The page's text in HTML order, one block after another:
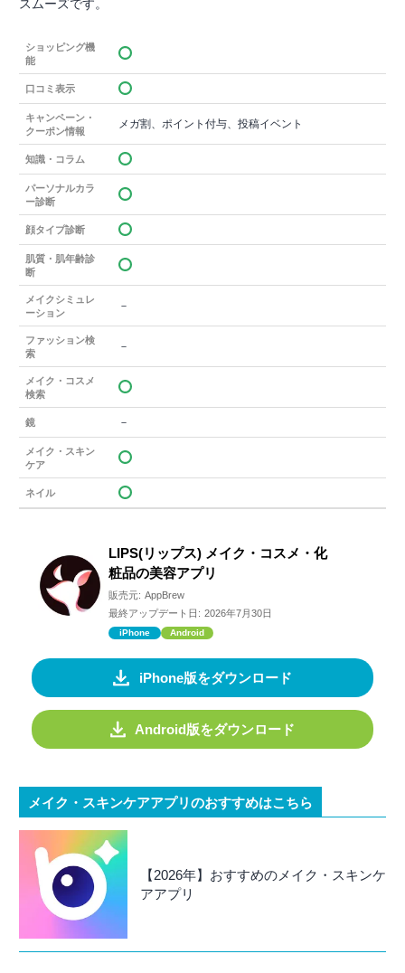
スムーズです。
ショッピング機
能
口コミ表示
キャンペーン・
クーポン情報
メガ割、ポイント付与、投稿イベント
知識・コラム
パーソナルカラ
ー診断
顔タイプ診断
肌質・肌年齢診
断
メイクシミュレ
ーション
－
ファッション検
索
－
メイク・コスメ
検索
鏡 －
メイク・スキン
ケア
ネイル
LIPS(リップス) メイク・コスメ・化
粧品の美容アプリ
販売元: AppBrew
最終アップデート日: 2026年7月30日
iPhone Android
iPhone版をダウンロード
Android版をダウンロード
メイク・スキンケアアプリのおすすめはこちら
【2026年】おすすめのメイク・スキンケ
アアプリ